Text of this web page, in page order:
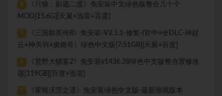
4
《只狼：影逝二度》免安装中文绿色版整合几十个
MOD[15.6G][天翼+迅雷+百度]
5
《三国群英传8》免安装-V2.1.1-修复-(官中+全DLC-神赵
云+神关羽+虞姬等）绿色中文版[7.51GB][天翼+百度]
6
《荒野大镖客2》免安装v1436.28绿色中文版整合置修改
器[119GB][百度+迅雷]
7
《霍格沃茨之遗》免安装绿色中文版-最新游戏版本